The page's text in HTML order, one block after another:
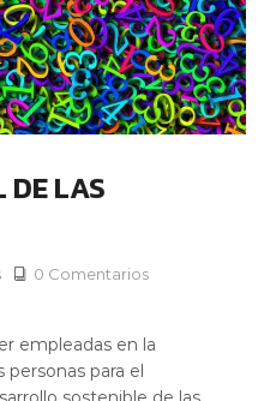
DE LAS
0 Comentarios
empleadas en la
personas para el